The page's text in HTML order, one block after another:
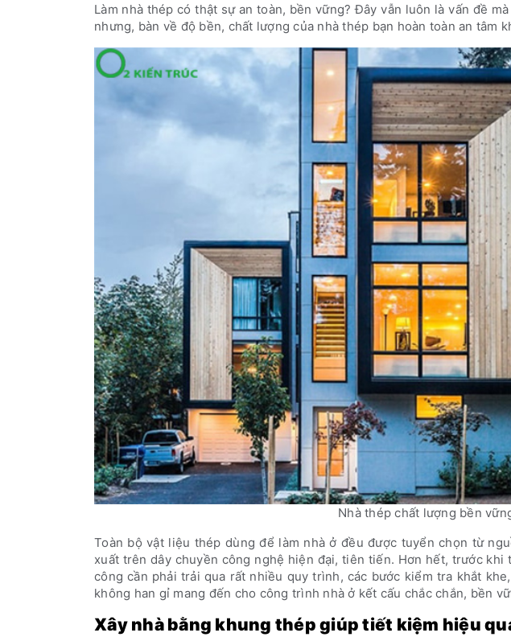
Làm nhà thép có thật sự an toàn, bền vững? Đây vẫn luôn là vấn đề
nhưng, bàn về độ bền, chất lượng của nhà thép bạn hoàn toàn an tâm
Nhà thép chất lượng bền
Toàn bộ vật liệu thép dùng để làm nhà ở đều được tuyển chọn từ
xuất trên dây chuyền công nghệ hiện đại, tiên tiến. Hơn hết, trước khi
công cần phải trải qua rất nhiều quy trình, các bước kiểm tra khắt
không han gỉ mang đến cho công trình nhà ở kết cấu chắc chắn, bền
Xây nhà bằng khung thép giúp tiết kiệm hiệu